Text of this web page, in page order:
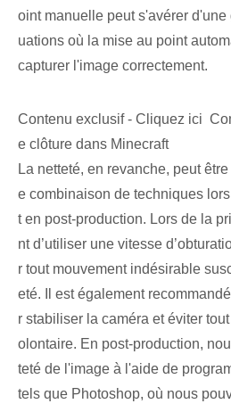
oint manuelle peut s'avérer
uations où la mise au point
capturer l'image correctement.
Contenu exclusif - Cliquez ici
e clôture dans Minecraft
La netteté, en revanche, peut
e combinaison de techniques
t en post-production. Lors de la
nt d’utiliser une vitesse
r tout mouvement indésirable
eté. Il est également
r stabiliser la caméra et éviter
olontaire. En post-production,
teté de l'image à l'aide de
tels que Photoshop, où nous